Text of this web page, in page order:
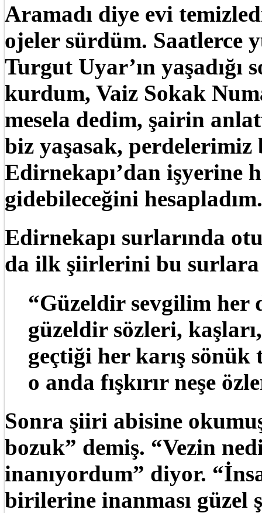
Aramadı diye evi
ojeler sürdüm. Saatlerce
Turgut Uyar’ın
kurdum, Vaiz Sokak
mesela dedim, şairin
biz yaşasak,
Edirnekapı’dan işyerine
gidebileceğini
Edirnekapı surlarında
da ilk şiirlerini bu surlara
“Güzeldir sevgilim her
güzeldir sözleri,
geçtiği her karış
o anda fışkırır neşe
Sonra şiiri abisine
bozuk” demiş. “Vezin
inanıyordum” diyor.
birilerine inanması güzel